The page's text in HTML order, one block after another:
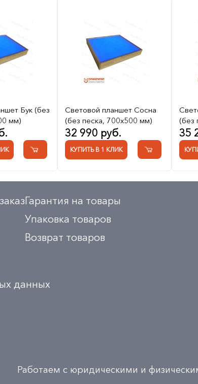
Бук (без
мм)
Световой планшет Сосна
(без песка, 700x500 мм)
32 990 руб.
КУПИТЬ В 1 КЛИК
(без
35
Гарантия на товары
Упаковка товаров
Возврат товаров
данных
Работаем с юридическими и